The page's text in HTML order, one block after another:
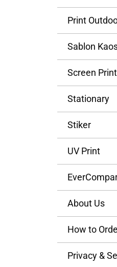
Print
Sablon
Screen
Stationary
Stiker
UV Print
About Us
How to
Privacy &